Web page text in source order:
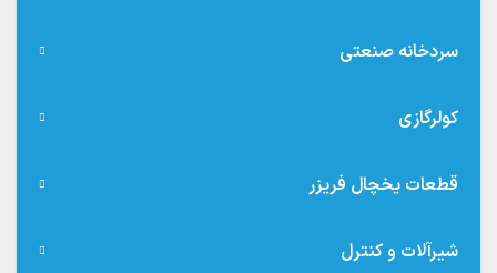
سردخانه صنعتی
کولرگازی
قطعات یخچال فریزر
شیرآلات و کنترل